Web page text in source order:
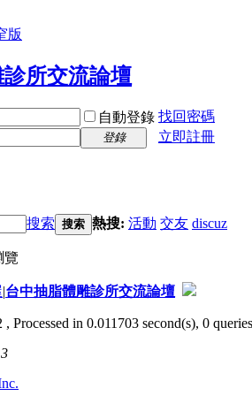
版
自動登錄 找回密碼
登錄
立即註冊
搜索 搜索 熱搜: 活動 交友 discuz
覽
|台中抽脂體雕診所交流論壇
, Processed in 0.011703 second(s), 0